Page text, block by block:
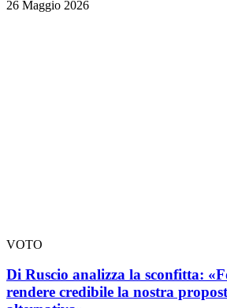
26 Maggio 2026
VOTO
Di Ruscio analizza la sconfitta:
rendere credibile la nostra